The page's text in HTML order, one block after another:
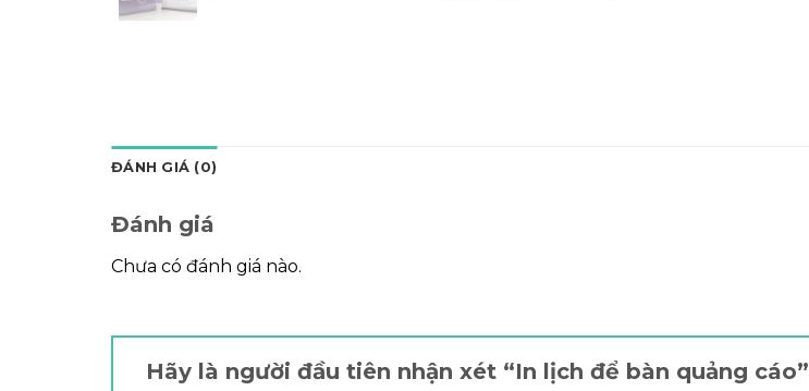
ĐÁNH GIÁ (0)
Đánh giá
Chưa có đánh giá nào.
Hãy là người đầu tiên nhận xét “In lịch để bàn quảng cáo”